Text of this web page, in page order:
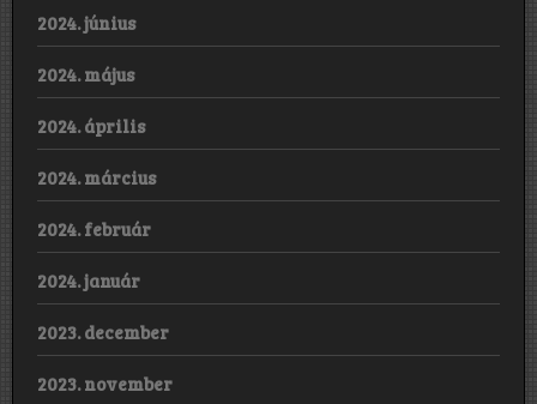
2024. június
2024. május
2024. április
2024. március
2024. február
2024. január
2023. december
2023. november